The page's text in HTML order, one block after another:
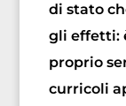
di stato
gli effetti:
proprio
curricoli